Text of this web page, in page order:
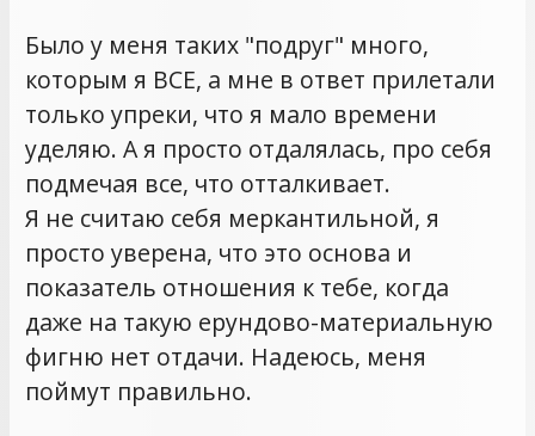
Было у меня таких "подруг" много,
которым я ВСЕ, а мне в ответ прилетали
только упреки, что я мало времени
уделяю. А я просто отдалялась, про себя
подмечая все, что отталкивает.
Я не считаю себя меркантильной, я
просто уверена, что это основа и
показатель отношения к тебе, когда
даже на такую ерундово-материальную
фигню нет отдачи. Надеюсь, меня
поймут правильно.